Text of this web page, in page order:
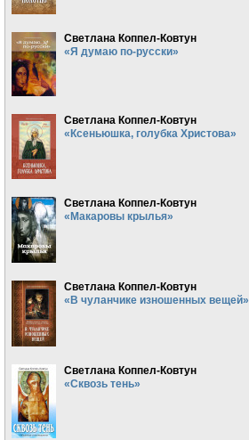
Светлана Коппел-Ковтун
«Я думаю по-русски»
Светлана Коппел-Ковтун
«Ксеньюшка, голубка Христова»
Светлана Коппел-Ковтун
«Макаровы крылья»
Светлана Коппел-Ковтун
«В чуланчике изношенных вещей»
Светлана Коппел-Ковтун
«Сквозь тень»